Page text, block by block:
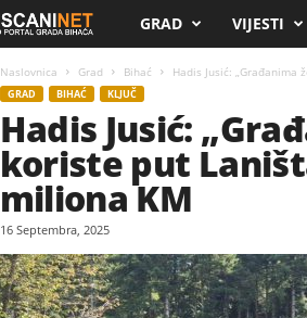
i
c
a
n
i
GRAD VIJESTI
Naslovnica Grad Bihać Hadis Jusić:
GRAD BIHAĆ KLJUČ
Hadis Jusić:
koriste put
miliona KM
16 Septembra, 2025